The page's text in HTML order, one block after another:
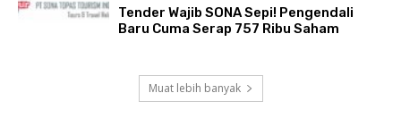
Tender Wajib SONA Sepi! Pengendali
Baru Cuma Serap 757 Ribu Saham
Muat lebih banyak